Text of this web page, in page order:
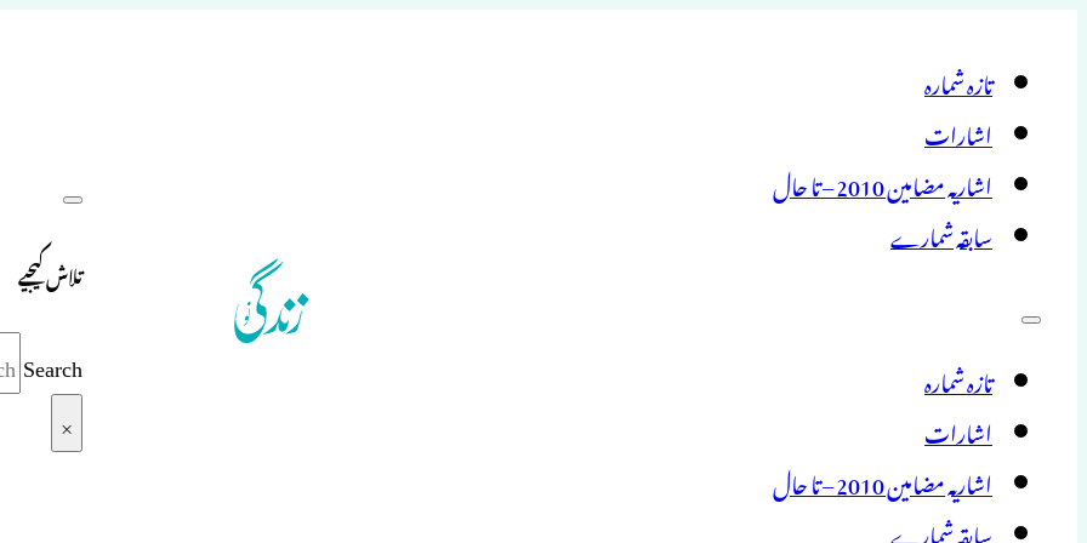
تازہ شمارہ
اشارات
اشاریہ مضامین 2010 – تا حال
سابقہ شمارے
تازہ شمارہ
اشارات
اشاریہ مضامین 2010 – تا حال
سابقہ شمارے
تلاش کیجیے
Search
×